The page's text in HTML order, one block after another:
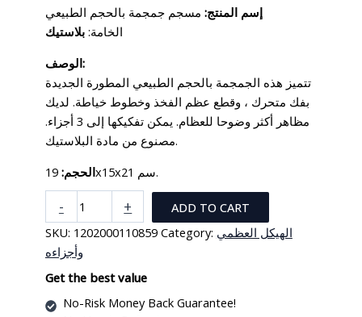
إسم المنتج: مسجم جمجمة بالحجم الطبيعي
الخامة:بلاستيك
الوصف:
تتميز هذه الجمجمة بالحجم الطبيعي المطورة الجديدة
بفك متحرك ، وقطع عظم الفخذ وخطوط خياطة. لديك
مظاهر أكثر وضوحا للعظام. يمكن تفكيكها إلى 3 أجزاء.
مصنوع من مادة البلاستيك.
الحجم:
19x15x21 سم.
-
جمجمة
بالحجم
الطبيعي
quantity
+
ADD TO CART
SKU: 1202000110859 Category: الهيكل العظمي
وأجزاءه
Get the best value
No-Risk Money Back Guarantee!